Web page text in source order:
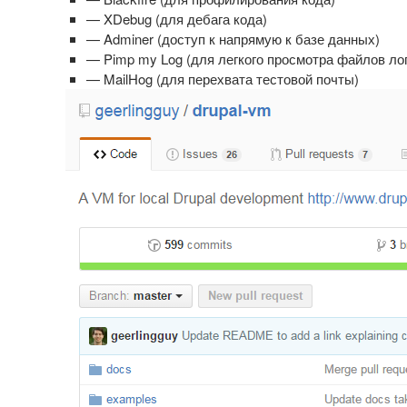
— XDebug (для дебага кода)
— Adminer (доступ к напрямую к базе данных)
— Pimp my Log (для легкого просмотра файлов
— MailHog (для перехвата тестовой почты)